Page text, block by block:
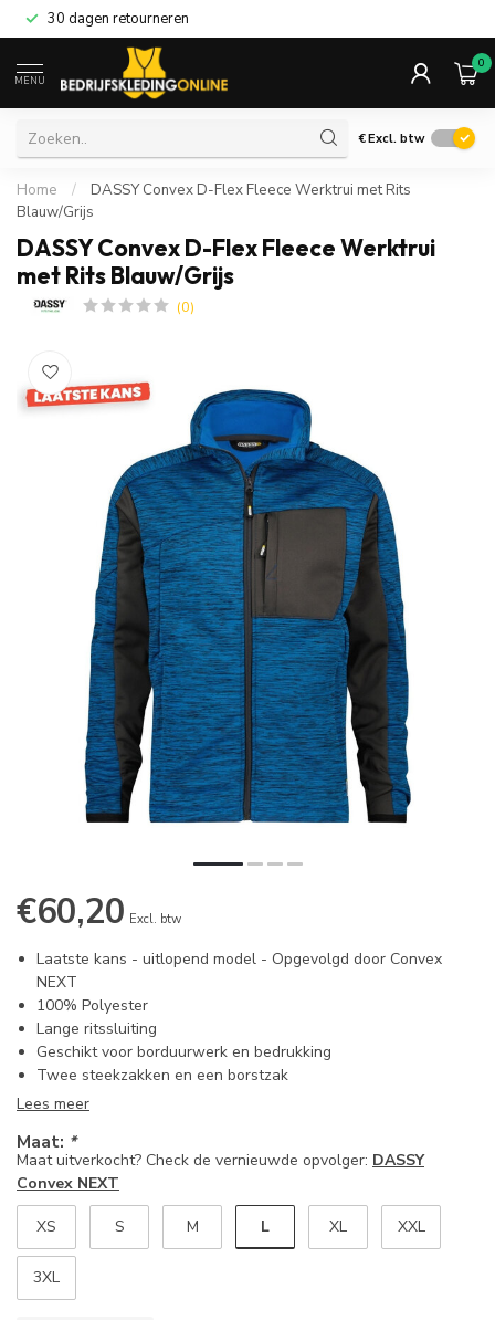
30 dagen retourneren
MENU
0
€Excl. btw
Home /
DASSY Convex D-Flex Fleece Werktrui met Rits
Blauw/Grijs
DASSY Convex D-Flex Fleece Werktrui
met Rits Blauw/Grijs
(0)
€60,20 Excl. btw
Laatste kans - uitlopend model - Opgevolgd door Convex
NEXT
100% Polyester
Lange ritssluiting
Geschikt voor borduurwerk en bedrukking
Twee steekzakken en een borstzak
Lees meer
Maat uitverkocht? Check de vernieuwde opvolger: DASSY
Convex NEXT
Maat: *
XS S M L XL XXL
3XL